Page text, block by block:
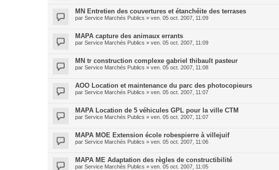
MN Entretien des couvertures et étanchéite des terrases
par Service Marchés Publics » ven. 05 oct. 2007, 11:09
MAPA capture des animaux errants
par Service Marchés Publics » ven. 05 oct. 2007, 11:09
MN tr construction complexe gabriel thibault pasteur
par Service Marchés Publics » ven. 05 oct. 2007, 11:08
AOO Location et maintenance du parc des photocopieurs
par Service Marchés Publics » ven. 05 oct. 2007, 11:07
MAPA Location de 5 véhicules GPL pour la ville CTM
par Service Marchés Publics » ven. 05 oct. 2007, 11:07
MAPA MOE Extension école robespierre à villejuif
par Service Marchés Publics » ven. 05 oct. 2007, 11:06
MAPA ME Adaptation des règles de constructibilité
par Service Marchés Publics » ven. 05 oct. 2007, 11:05